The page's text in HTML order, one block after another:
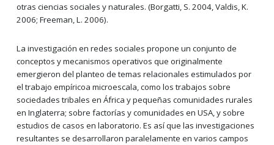
otras ciencias sociales y naturales. (Borgatti, S. 2004, Valdis, K.
2006; Freeman, L. 2006).
La investigación en redes sociales propone un conjunto de
conceptos y mecanismos operativos que originalmente
emergieron del planteo de temas relacionales estimulados por
el trabajo empíricoa microescala, como los trabajos sobre
sociedades tribales en África y pequeñas comunidades rurales
en Inglaterra; sobre factorías y comunidades en USA, y sobre
estudios de casos en laboratorio. Es así que las investigaciones
resultantes se desarrollaron paralelamente en varios campos